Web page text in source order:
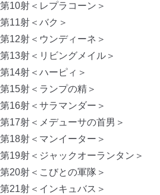
第10射＜レプラコーン＞
第11射＜バク＞
第12射＜ウンディーネ＞
第13射＜リビングメイル＞
第14射＜ハーピィ＞
第15射＜ランプの精＞
第16射＜サラマンダー＞
第17射＜メデューサの首男＞
第18射＜マンイーター＞
第19射＜ジャックオーランタン＞
第20射＜こびとの軍隊＞
第21射＜インキュバス＞